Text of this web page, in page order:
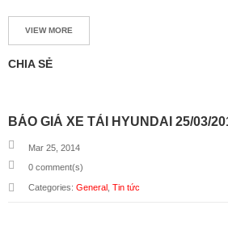
T
Á
N
I
N
T
Ứ
C
VIEW MORE
CHIA SẺ
BÁO GIÁ XE TẢI HYUNDAI 25/03/
Mar 25, 2014
0 comment(s)
Categories: General Tin tức